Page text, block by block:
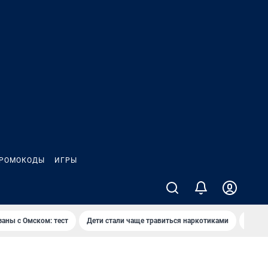
ИГРЫ
с Омском: тест Дети стали чаще травиться наркотиками